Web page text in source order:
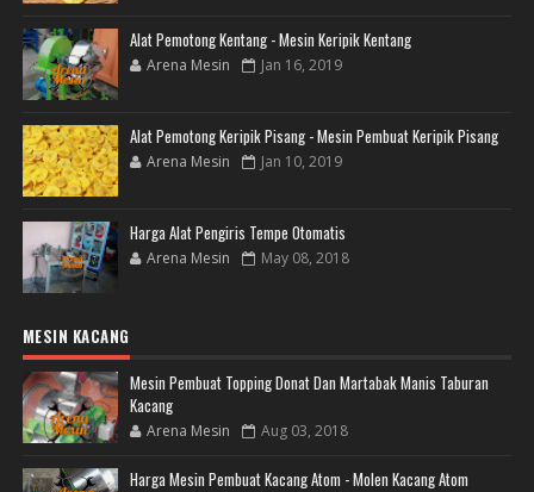
Alat Pemotong Kentang - Mesin Keripik Kentang
Arena Mesin Jan 16, 2019
Alat Pemotong Keripik Pisang - Mesin Pembuat Keripik Pisang
Arena Mesin Jan 10, 2019
Harga Alat Pengiris Tempe Otomatis
Arena Mesin May 08, 2018
MESIN KACANG
Mesin Pembuat Topping Donat Dan Martabak Manis Taburan
Kacang
Arena Mesin Aug 03, 2018
Harga Mesin Pembuat Kacang Atom - Molen Kacang Atom